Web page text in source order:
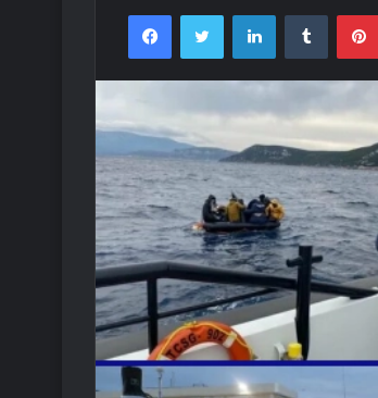
FacebookTwitter LinkedInTumblr